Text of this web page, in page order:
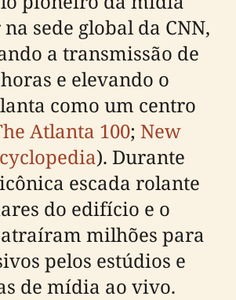
sede global da CNN,
a transmissão de
e elevando o
como um centro
Atlanta 100; New
). Durante
escada rolante
do edifício e o
milhões para
pelos estúdios e
de mídia ao vivo.